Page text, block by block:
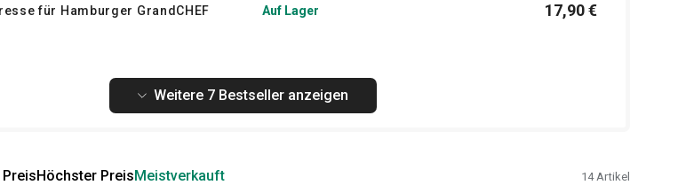
für Hamburger GrandCHEF Auf Lager 17,90 €
Weitere 7 Bestseller anzeigen
Höchster PreisMeistverkauft 14Artikel